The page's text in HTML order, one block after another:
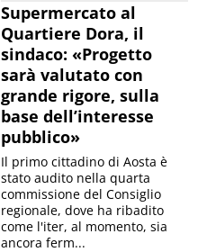
Supermercato al
Quartiere Dora, il
sindaco: «Progetto
sarà valutato con
grande rigore, sulla
base dell’interesse
pubblico»
Il primo cittadino di Aosta è
stato audito nella quarta
commissione del Consiglio
regionale, dove ha ribadito
come l'iter, al momento, sia
ancora ferm...